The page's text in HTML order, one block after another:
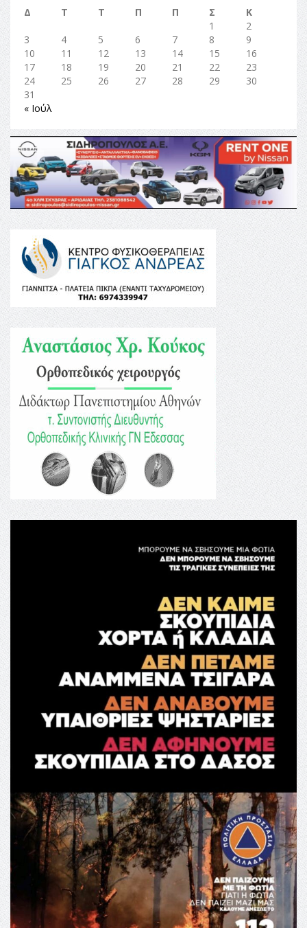
Δ
Τ Τ Π Π Σ
Κ
1
2
3
4 5 6 7 8
9
10
11 12 13 14 15
16
17
18 19 20 21 22
23
24
25 26 27 28 29
30
31
« Ιούλ